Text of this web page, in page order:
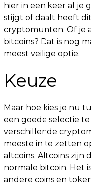
hier in een keer al je
stijgt of daalt heeft
cryptomunten. Of je
bitcoins? Dat is nog
meest veilige optie.
Keuze
Maar hoe kies je nu
een goede selectie
verschillende
meeste in te zetten
altcoins. Altcoins zijn
normale bitcoin. Het
andere coins en